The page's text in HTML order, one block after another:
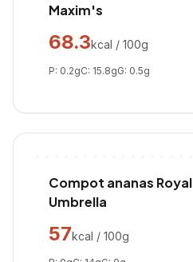
Maxim's
68.3kcal / 100g
P: 0.2gC: 15.8gG: 0.5g
Compot ananas Royal
Umbrella
57kcal / 100g